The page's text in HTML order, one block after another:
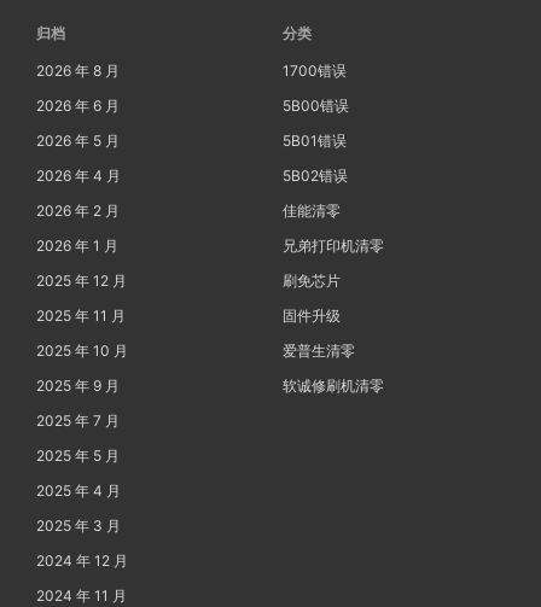
归档
2026 年 8 月
2026 年 6 月
2026 年 5 月
2026 年 4 月
2026 年 2 月
2026 年 1 月
2025 年 12 月
2025 年 11 月
2025 年 10 月
2025 年 9 月
2025 年 7 月
2025 年 5 月
2025 年 4 月
2025 年 3 月
2024 年 12 月
2024 年 11 月
分类
1700错误
5B00错误
5B01错误
5B02错误
佳能清零
兄弟打印机清零
刷免芯片
固件升级
爱普生清零
软诚修刷机清零